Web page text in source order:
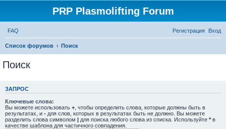
PRP Plasmolifting Forum
FAQ Вход
Регистрация
Список форумов Поиск
Поиск
ЗАПРОС
Ключевые слова:
Вы можете использовать + , чтобы определить слова, которые должны быть в
результатах, и - для слов, которых в результатах быть не должно. Вы можете
разделить слова символом | для поиска любого слова из списка. Используйте * в
качестве шаблона для частичного совпадения.